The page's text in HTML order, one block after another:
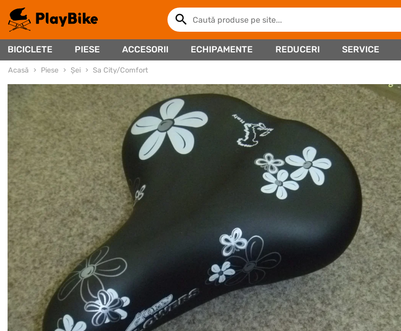
BICICLETE PIESE ACCESORII ECHIPAMENTE REDUCERI SERVICE
Acasă Piese Șei Sa City/Comfort